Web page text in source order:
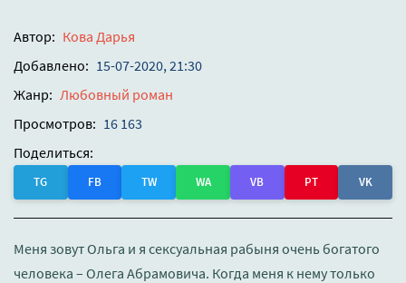
Автор: Кова Дарья
Добавлено: 15-07-2020, 21:30
Жанр: Любовный роман
Просмотров: 16 163
Поделиться:
TG FB TW WA VB PT VK
Меня зовут Ольга и я сексуальная рабыня очень богатого
человека – Олега Абрамовича. Когда меня к нему только